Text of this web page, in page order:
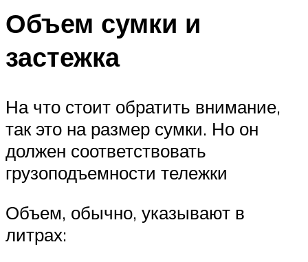
Объем сумки и
застежка
На что стоит обратить внимание,
так это на размер сумки. Но он
должен соответствовать
грузоподъемности тележки
Объем, обычно, указывают в
литрах: